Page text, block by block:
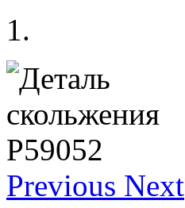
Previous Next